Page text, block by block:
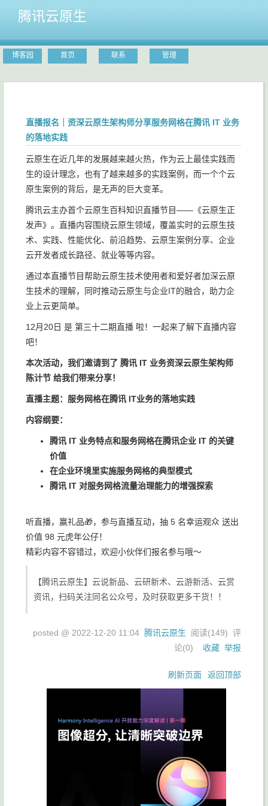
腾讯云原生
博客园 首页 联系 管理
直播报名｜资深云原生架构师分享服务网格在腾讯 IT 业务
的落地实践
云原生在近几年的发展越来越火热，作为云上最佳实践而
生的设计理念，也有了越来越多的实践案例，而一个个云
原生案例的背后，是无声的巨大变革。
腾讯云主办首个云原生百科知识直播节目——《云原生正
发声》。直播内容围绕云原生领域，覆盖实时的云原生技
术、实践、性能优化、前沿趋势、云原生案例分享、企业
云开发者成长路径、就业等等内容。
通过本直播节目帮助云原生技术使用者和爱好者加深云原
生技术的理解，同时推动云原生与企业IT的融合，助力企
业上云更简单。
12月20日 是 第三十二期直播 啦！一起来了解下直播内容
吧！
本次活动，我们邀请到了 腾讯 IT 业务资深云原生架构师
陈计节 给我们带来分享！
直播主题：服务网格在腾讯 IT业务的落地实践
内容纲要：
腾讯 IT 业务特点和服务网格在腾讯企业 IT 的关键
价值
在企业环境里实施服务网格的典型模式
腾讯 IT 对服务网格流量治理能力的增强探索
听直播，赢礼品🎁，参与直播互动，抽 5 名幸运观众 送出
价值 98 元虎年公仔！
精彩内容不容错过，欢迎小伙伴们报名参与哦～
【腾讯云原生】云说新品、云研新术、云游新活、云赏
资讯，扫码关注同名公众号，及时获取更多干货！！
posted @ 2022-12-20 11:04 腾讯云原生 阅读(149) 评
论(0) 收藏 举报
刷新页面 返回顶部